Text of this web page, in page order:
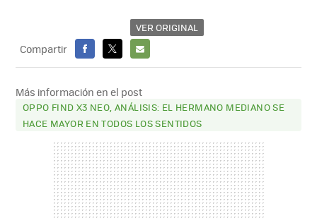
VER ORIGINAL
Compartir
FACEBOOK
X
E-
MAIL
Más información en el post
OPPO FIND X3 NEO, ANÁLISIS: EL HERMANO MEDIANO SE
HACE MAYOR EN TODOS LOS SENTIDOS